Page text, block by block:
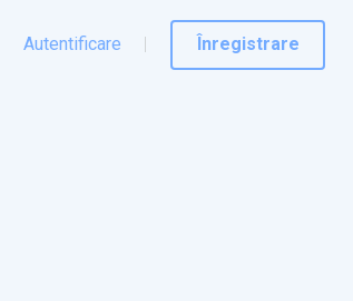
Autentificare Înregistrare